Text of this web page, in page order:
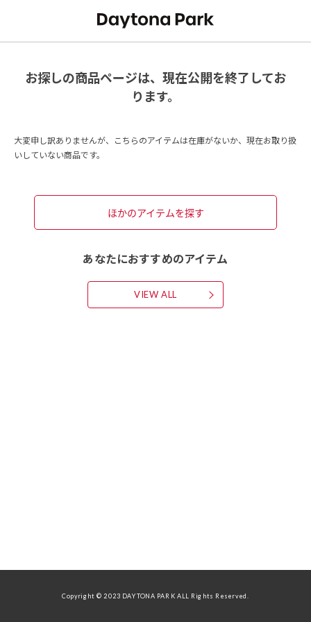
お探しの商品ページは、現在公開を終了してお
ります。
大変申し訳ありませんが、こちらのアイテムは在庫がないか、現在お取り扱
いしていない商品です。
ほかのアイテムを探す
あなたにおすすめのアイテム
VIEW ALL
Copyright © 2023 DAYTONA PARK ALL Rights Reserved.